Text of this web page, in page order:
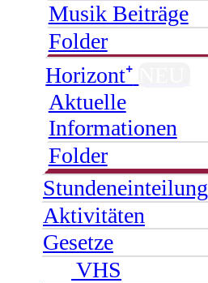
Musik Beiträge
Folder
Horizont⁺
Aktuelle
Informationen
Folder
Stundeneinteilung
Aktivitäten
Gesetze
VHS